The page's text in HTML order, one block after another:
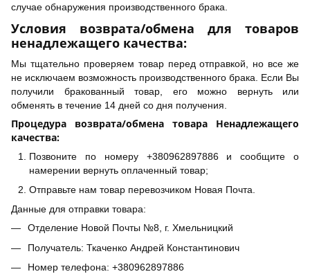
случае обнаружения производственного брака.
Условия возврата/обмена для товаров
ненадлежащего качества:
Мы тщательно проверяем товар перед отправкой, но все же
не исключаем возможность производственного брака. Если Вы
получили бракованный товар, его можно вернуть или
обменять в течение 14 дней со дня получения.
Процедура возврата/обмена товара Ненадлежащего
качества:
Позвоните по номеру +380962897886 и сообщите о
намерении вернуть оплаченный товар;
Отправьте нам товар перевозчиком Новая Почта.
Данные для отправки товара:
Отделение Новой Почты №8, г. Хмельницкий
Получатель: Ткаченко Андрей Константинович
Номер телефона: +380962897886